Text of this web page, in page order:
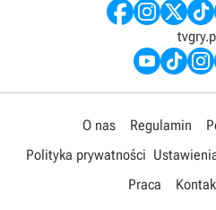
O nas Regulamin
Polityka prywatności
Praca